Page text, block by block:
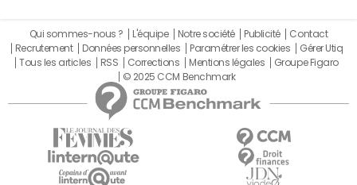
Qui sommes-nous ? L'équipe Notre société Publicité
Contact
Recrutement
Données personnelles Paramétrer les cookies
Gérer Utiq
Tous les articles
RSS Corrections Mentions légales
Groupe Figaro
© 2025 CCM Benchmark